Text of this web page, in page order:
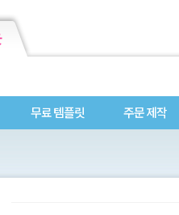
무료 템플릿 주문 제작